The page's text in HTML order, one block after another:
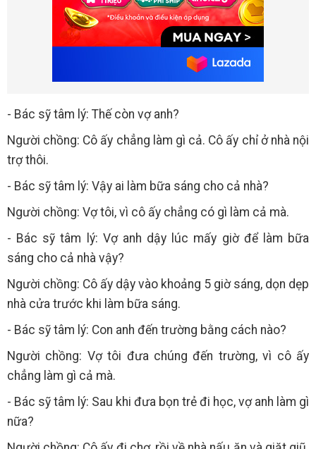
- Bác sỹ tâm lý: Thế còn vợ anh?
Người chồng: Cô ấy chẳng làm gì cả. Cô ấy chỉ ở nhà nội
trợ thôi.
- Bác sỹ tâm lý: Vậy ai làm bữa sáng cho cả nhà?
Người chồng: Vợ tôi, vì cô ấy chẳng có gì làm cả mà.
- Bác sỹ tâm lý: Vợ anh dậy lúc mấy giờ để làm bữa
sáng cho cả nhà vậy?
Người chồng: Cô ấy dậy vào khoảng 5 giờ sáng, dọn dẹp
nhà cửa trước khi làm bữa sáng.
- Bác sỹ tâm lý: Con anh đến trường bằng cách nào?
Người chồng: Vợ tôi đưa chúng đến trường, vì cô ấy
chẳng làm gì cả mà.
- Bác sỹ tâm lý: Sau khi đưa bọn trẻ đi học, vợ anh làm gì
nữa?